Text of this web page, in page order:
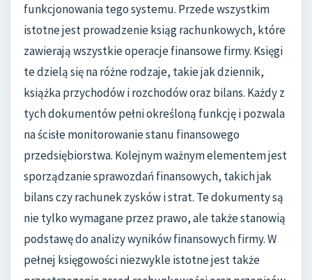
funkcjonowania tego systemu. Przede wszystkim
istotne jest prowadzenie ksiąg rachunkowych, które
zawierają wszystkie operacje finansowe firmy. Księgi
te dzielą się na różne rodzaje, takie jak dziennik,
książka przychodów i rozchodów oraz bilans. Każdy z
tych dokumentów pełni określoną funkcję i pozwala
na ścisłe monitorowanie stanu finansowego
przedsiębiorstwa. Kolejnym ważnym elementem jest
sporządzanie sprawozdań finansowych, takich jak
bilans czy rachunek zysków i strat. Te dokumenty są
nie tylko wymagane przez prawo, ale także stanowią
podstawę do analizy wyników finansowych firmy. W
pełnej księgowości niezwykle istotne jest także